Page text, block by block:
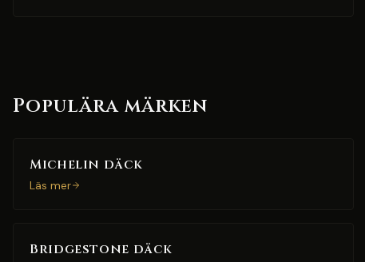
Populära märken
Michelin däck
Läs mer
Bridgestone däck